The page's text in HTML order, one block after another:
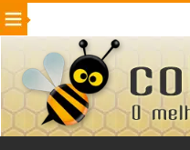
Beleza Cinema e TV
Internet Jogos NotÃ­cias
VeÃ­culos Adulto